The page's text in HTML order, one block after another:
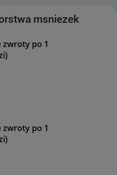
msniezek
zwroty po 1
zwroty po 1